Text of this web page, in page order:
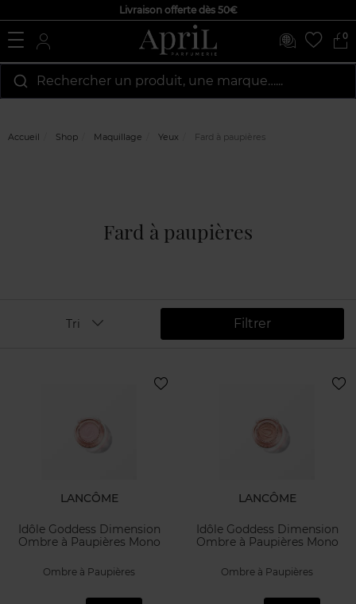
Livraison offerte dès 50€
0
Rechercher un produit, une marque…...
Accueil Shop Maquillage Yeux Fard à paupières
Fard à paupières
Filtrer
Tri
LANCÔME
Idôle Goddess Dimension
Ombre à Paupières Mono
Ombre à Paupières
LANCÔME
Idôle Goddess Dimension
Ombre à Paupières Mono
Ombre à Paupières